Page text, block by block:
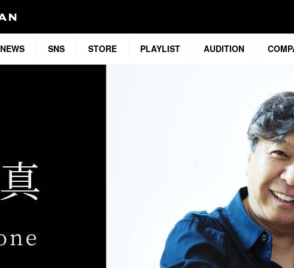
NEWS SNS STORE PLAYLIST AUDITION